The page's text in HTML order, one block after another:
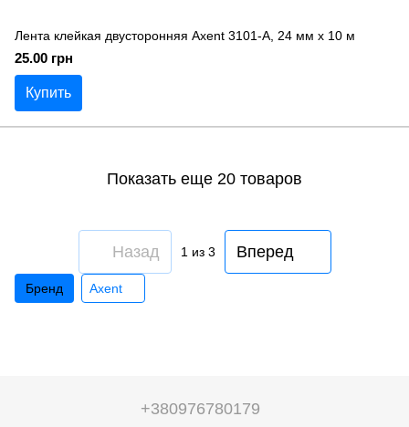
Лента клейкая двусторонняя Axent 3101-A, 24 мм х 10 м
25.00 грн
Купить
Показать еще 20 товаров
Назад 1 из 3 Вперед
Бренд Axent
+380976780179